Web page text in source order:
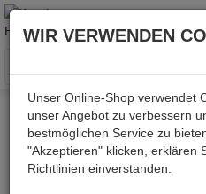
Menü
Weiter einkaufen Kessler
KESF300-015WS
WIR VERWENDEN
Unser Online-Shop verwendet
unser Angebot zu verbessern
bestmöglichen Service zu
"Akzeptieren" klicken, erklären
Richtlinien einverstanden.